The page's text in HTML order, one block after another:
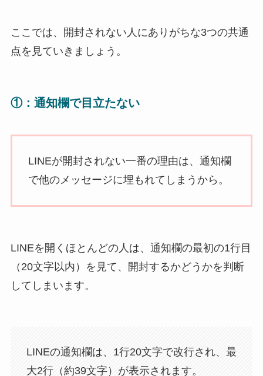
ここでは、開封されない人にありがちな3つの共通
点を見ていきましょう。
①：通知欄で目立たない
LINEが開封されない一番の理由は、通知欄
で他のメッセージに埋もれてしまうから。
LINEを開くほとんどの人は、通知欄の最初の1行目
（20文字以内）を見て、開封するかどうかを判断
してしまいます。
LINEの通知欄は、1行20文字で改行され、最
大2行（約39文字）が表示されます。